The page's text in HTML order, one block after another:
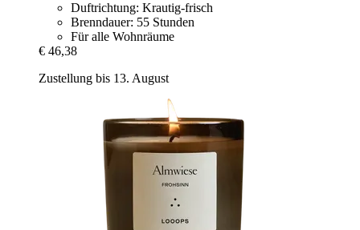
Duftrichtung: Krautig-frisch
Brenndauer: 55 Stunden
Für alle Wohnräume
€ 46,38
Zustellung bis 13. August